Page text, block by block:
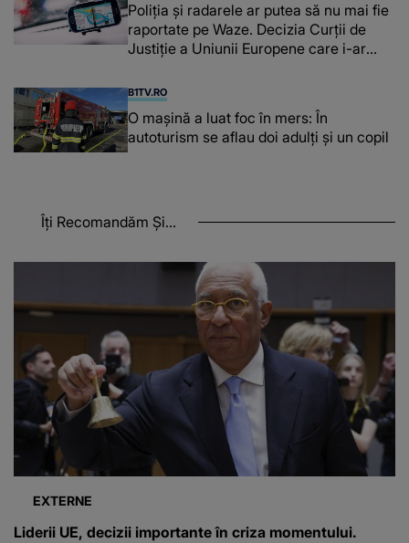
Poliţia şi radarele ar putea să nu mai fie
raportate pe Waze. Decizia Curţii de
Justiție a Uniunii Europene care i-ar
B1TV.RO
O maşină a luat foc în mers: În
autoturism se aflau doi adulți și un copil
Îți Recomandăm Și...
EXTERNE
Liderii UE, decizii importante în criza momentului.